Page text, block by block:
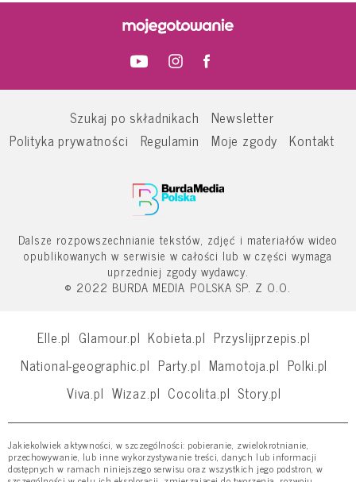
Szukaj po składnikach
Newsletter
Polityka prywatności
Regulamin Moje zgody Kontakt
Dalsze rozpowszechnianie tekstów, zdjęć i materiałów wideo
opublikowanych w serwisie w całości lub w części wymaga
uprzedniej zgody wydawcy.
© 2022 BURDA MEDIA POLSKA SP. Z O.O.
Elle.pl Glamour.pl Kobieta.pl Przyslijprzepis.pl
National-geographic.pl Party.pl Mamotoja.pl Polki.pl
Viva.pl Wizaz.pl Cocolita.pl Story.pl
Jakiekolwiek aktywności, w szczególności: pobieranie, zwielokrotnianie,
przechowywanie, lub inne wykorzystywanie treści, danych lub informacji
dostępnych w ramach niniejszego serwisu oraz wszystkich jego podstron, w